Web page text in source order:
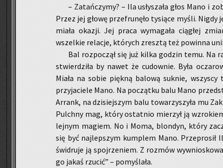
– Za­tań­czy­my? – Ila usły­sza­ła głos Mano i
Przez jej głowę prze­fru­nę­ło ty­sią­ce myśli. Nigdy
miała oka­zji. Jej praca wy­ma­ga­ła cią­głej
wszel­kie re­la­cje, któ­rych zresz­tą też po­win­na
Bal roz­po­czął się już kilka go­dzin temu. Na
stwier­dzi­ła by nawet że cu­dow­nie. Była
Miała na sobie pięk­ną ba­lo­wą suk­nie,
przy­ja­cie­le Mano. Na po­cząt­ku balu Mano
Ar­rank, na dzi­siej­szym balu to­wa­rzy­szy­ła mu
Pulch­ny mag, który ostat­nio mie­rzył ją
lej­nym ma­giem. No i Moma, blon­dyn, który
się być naj­lep­szym kum­plem Mano. Prze­pro­sił
świ­dru­je ją spoj­rze­niem. Z roz­mów
go jakaś rzu­cić” – po­my­śla­ła.